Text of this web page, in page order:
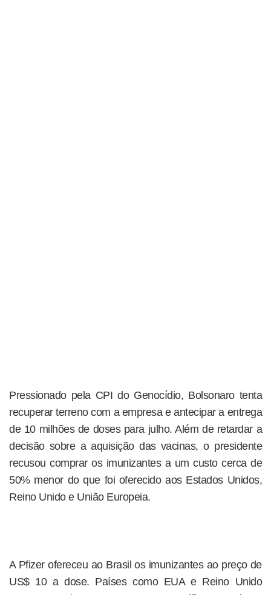
Pressionado pela CPI do Genocídio, Bolsonaro tenta
recuperar terreno com a empresa e antecipar a entrega
de 10 milhões de doses para julho. Além de retardar a
decisão sobre a aquisição das vacinas, o presidente
recusou comprar os imunizantes a um custo cerca de
50% menor do que foi oferecido aos Estados Unidos,
Reino Unido e União Europeia.
A Pfizer ofereceu ao Brasil os imunizantes ao preço de
US$ 10 a dose. Países como EUA e Reino Unido